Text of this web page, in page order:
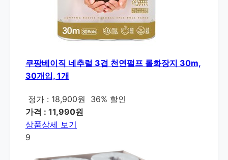
쿠팡베이직 네추럴 3겹 천연펄프 롤화장지 30m,
30개입, 1개
정가 : 18,900원
36% 할인
가격 : 11,990원
상품상세 보기
9